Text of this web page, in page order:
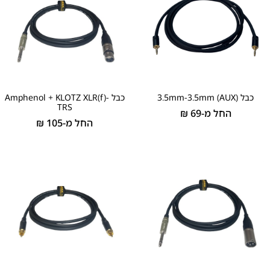
כבל 3.5mm-3.5mm (AUX)
החל מ-69
₪
כבל Amphenol + KLOTZ XLR(f)-
TRS
החל מ-105
₪